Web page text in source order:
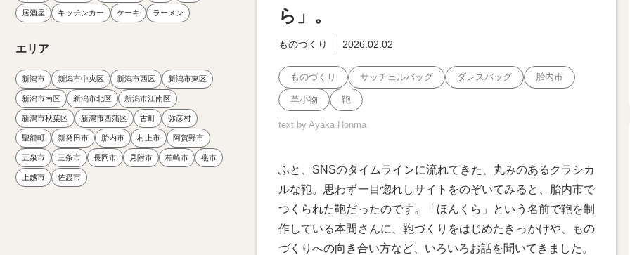
居酒屋 キッチンカー ケーキ ラーメン
エリア
新潟市 新潟市中央区 新潟市西区 新潟市東区
新潟市南区 新潟市北区 新潟市江南区
新潟市秋葉区 新潟市西蒲区 古町 弥彦村
聖籠町 新発田市 胎内市 村上市 阿賀野市
五泉市 三条市 長岡市 見附市 柏崎市 燕市
上越市 佐渡市
ら」。
ものづくり 2026.02.02
ものづくり サッチェルバッグ ダレスバッグ 胎内市
革小物 鞄
text by Ayaka Honma
ふと、SNSのタイムラインに流れてきた、丸みのあるクラシカ
ルな鞄。思わず一目惚れしサイトをのぞいてみると、胎内市で
つくられた鞄だったのです。「ほんくら」という名前で鞄を制
作している本間さんに、鞄づくりをはじめたきっかけや、もの
づくりへの向き合い方など、いろいろお話を聞いてきました。